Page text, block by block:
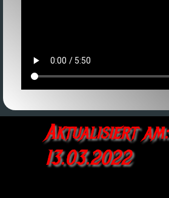
Aktualisiert am:
13.03.2022